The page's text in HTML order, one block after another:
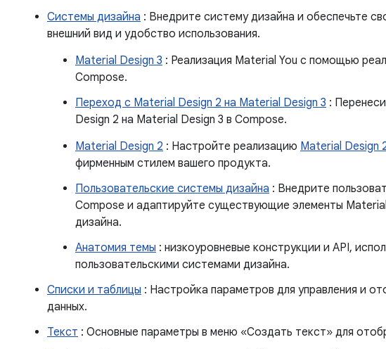
Системы дизайна : Внедрите систему дизайна и обеспечьте
внешний вид и удобство использования.
Material Design 3 : Реализация Material You с помощью
Compose.
Переход с Material Design 2 на Material Design 3 :
Design 2 на Material Design 3 в Compose.
Material Design 2 : Настройте реализацию Material Design
фирменным стилем вашего продукта.
Пользовательские системы дизайна : Внедрите
Compose и адаптируйте существующие элементы
дизайна.
Анатомия темы : низкоуровневые конструкции и API,
пользовательскими системами дизайна.
Списки и таблицы : Настройка параметров для управления и
данных.
Текст : Основные параметры в меню «Создать текст» для